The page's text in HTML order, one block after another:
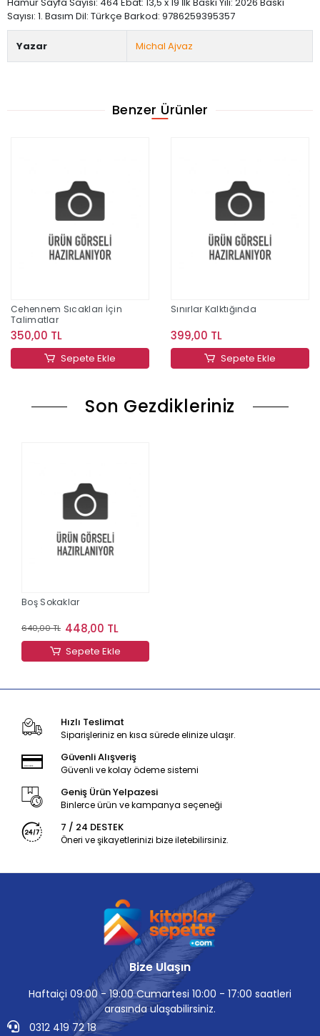
Sayısı: 1. Basım Dil: Türkçe Barkod: 9786259395357
Yazar Michal Ajvaz
Benzer Ürünler
Cehennem Sıcakları İçin
Talimatlar
350,00 TL
Sepete Ekle
Sınırlar Kalktığında
399,00 TL
Sepete Ekle
Son Gezdikleriniz
Boş Sokaklar
640,00 TL 448,00 TL
Sepete Ekle
Hızlı Teslimat
Siparişleriniz en kısa sürede elinize ulaşır.
Güvenli Alışveriş
Güvenli ve kolay ödeme sistemi
Geniş Ürün Yelpazesi
Binlerce ürün ve kampanya seçeneği
7 / 24 DESTEK
Öneri ve şikayetlerinizi bize iletebilirsiniz.
Bize Ulaşın
Haftaiçi 09:00 - 19:00 Cumartesi 10:00 - 17:00 saatleri
arasında ulaşabilirsiniz.
0312 419 72 18